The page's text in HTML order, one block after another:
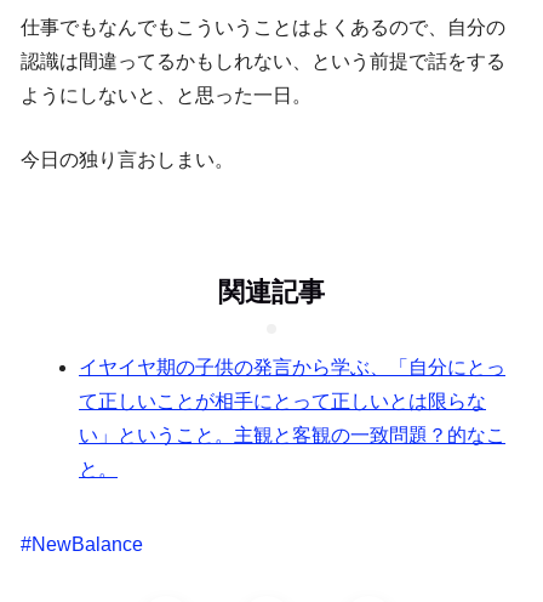
仕事でもなんでもこういうことはよくあるので、自分の
認識は間違ってるかもしれない、という前提で話をする
ようにしないと、と思った一日。
今日の独り言おしまい。
関連記事
イヤイヤ期の子供の発言から学ぶ、「自分にとっ
て正しいことが相手にとって正しいとは限らな
い」ということ。主観と客観の一致問題？的なこ
と。
#NewBalance